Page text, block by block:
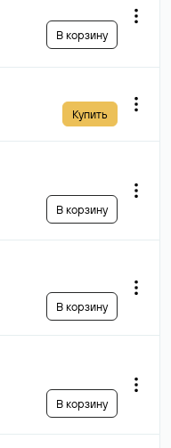
В корзину
Купить
В корзину
В корзину
В корзину